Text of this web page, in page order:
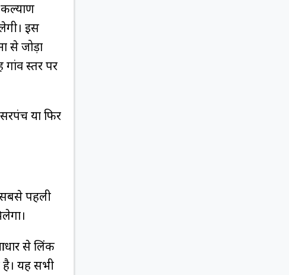
कल्याण
इस
से जोड़ा
गांव स्तर पर
या फिर
सबसे पहली
से लिंक
है। यह सभी